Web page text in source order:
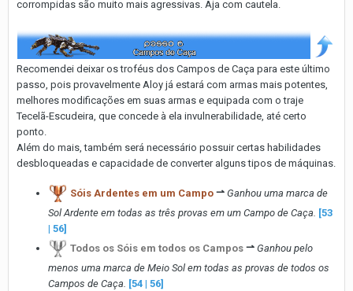
corrompidas são muito mais agressivas. Aja com cautela.
Recomendei deixar os troféus dos Campos de Caça para este último
passo, pois provavelmente Aloy já estará com armas mais potentes,
melhores modificações em suas armas e equipada com o traje
Tecelã-Escudeira, que concede à ela invulnerabilidade, até certo
ponto.
Além do mais, também será necessário possuir certas habilidades
desbloqueadas e capacidade de converter alguns tipos de máquinas.
Sóis Ardentes em um Campo ⇀ Ganhou uma marca de
Sol Ardente em todas as três provas em um Campo de Caça. [53
| 56]
Todos os Sóis em todos os Campos ⇀ Ganhou pelo
menos uma marca de Meio Sol em todas as provas de todos os
Campos de Caça. [54 | 56]